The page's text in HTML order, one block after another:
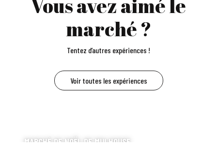
Vous avez aimé le
marché ?
Tentez d’autres expériences !
Voir toutes les expériences
MARCHÉ DE NOËL DE MULHOUSE